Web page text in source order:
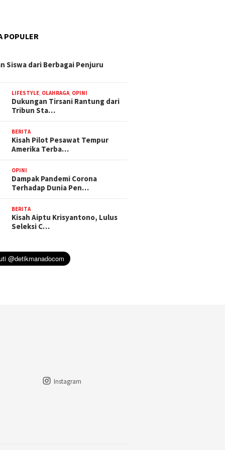
POPULER
Siswa dari Berbagai Penjuru
LIFESTYLE, OLAHRAGA, OPINI
Dukungan Tirsani Rantung dari
Tribun Sta…
BERITA
Kisah Pilot Pesawat Tempur
Amerika Terba…
OPINI
Dampak Pandemi Corona
Terhadap Dunia Pen…
BERITA
Kisah Aiptu Krisyantono, Lulus
Seleksi C…
Instagram